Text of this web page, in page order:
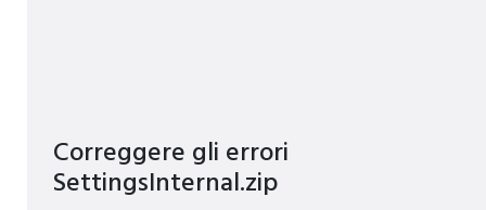
Correggere gli errori
SettingsInternal.zip